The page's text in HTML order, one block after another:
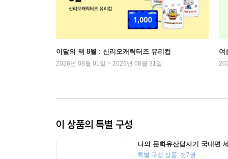
이달의 책 8월 : 산리오캐릭터즈 유리컵
2026년 08월 01일 ~ 2026년 08월 31일
여
이 상품의 특별 구성
나의 문화유산답사기 국내편
특별 구성 상품, 전7권